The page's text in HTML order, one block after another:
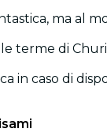
ma al
terme di
in caso di